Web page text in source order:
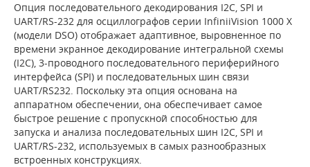
Опция последовательного декодирования I2C, SPI и
UART/RS-232 для осциллографов серии InfiniiVision 1000 X
(модели DSO) отображает адаптивное, выровненное по
времени экранное декодирование интегральной схемы
(I2C), 3-проводного последовательного периферийного
интерфейса (SPI) и последовательных шин связи
UART/RS232. Поскольку эта опция основана на
аппаратном обеспечении, она обеспечивает самое
быстрое решение с пропускной способностью для
запуска и анализа последовательных шин I2C, SPI и
UART/RS-232, используемых в самых разнообразных
встроенных конструкциях.